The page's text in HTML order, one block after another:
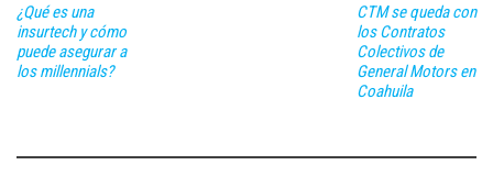
¿Qué es una
insurtech y cómo
puede asegurar a
los millennials?
CTM se queda con
los Contratos
Colectivos de
General Motors en
Coahuila